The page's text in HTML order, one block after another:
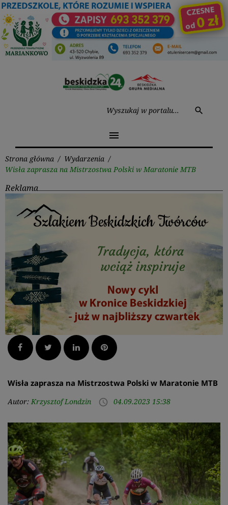
Przejdź
do
treści
search
menu
Strona główna / Wydarzenia /
Wisła zaprasza na Mistrzostwa Polski w Maratonie MTB
Reklama
Facebook Twitter LinkedInPinterest
Wisła zaprasza na Mistrzostwa Polski w Maratonie MTB
Autor: Krzysztof Londzin access_time 04.09.2023 15:38